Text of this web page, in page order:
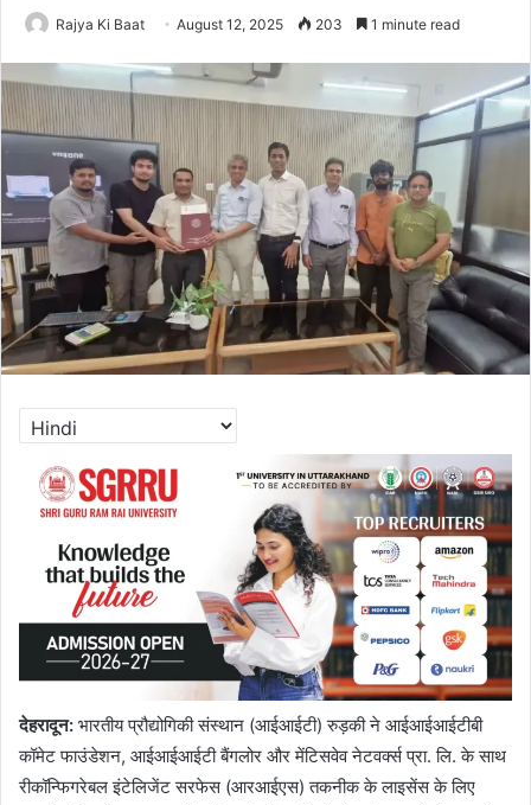
Rajya Ki Baat August 12, 2025 203 1 minute read
देहरादून: भारतीय प्रौद्योगिकी संस्थान (आईआईटी) रुड़की ने आईआईआईटीबी
कॉमेट फाउंडेशन, आईआईआईटी बैंगलोर और मेंटिसवेव नेटवर्क्स प्रा. लि. के साथ
रीकॉन्फिगरेबल इंटेलिजेंट सरफेस (आरआईएस) तकनीक के लाइसेंस के लिए